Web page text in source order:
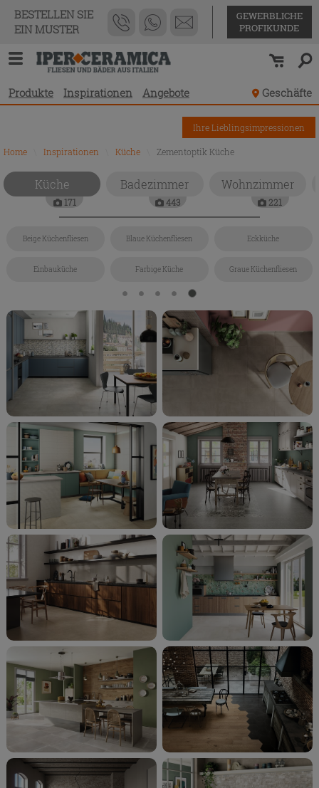
BESTELLEN SIE
EIN MUSTER
GEWERBLICHE
PROFIKUNDE
Produkte Inspirationen Angebote Geschäfte
Home Inspirationen Küche Zementoptik Küche
Ihre Lieblingsimpressionen
Küche
171
Badezimmer
443
Wohnzimmer
221
Beige Küchenfliesen Blaue Küchenfliesen Eckküche
Einbauküche Farbige Küche Graue Küchenfliesen